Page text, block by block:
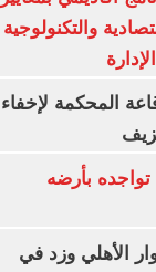
والتكنولوجية
المحكمة لإخفاء
تواجده بأرضه
الأهلي وزد في